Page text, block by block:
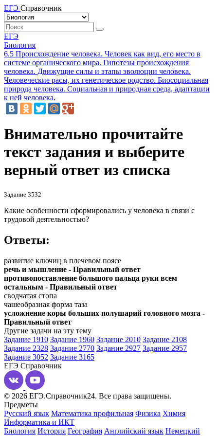
ЕГЭ Справочник
ЕГЭ
Биология
6.5 Происхождение человека. Человек как вид, его место в
системе органического мира. Гипотезы происхождения
человека. Движущие силы и этапы эволюции человека.
Человеческие расы, их генетическое родство. Биосоциальная
природа человека. Социальная и природная среда, адаптации
к ней человека.
Внимательно прочитайте
текст задания и выберите
верный ответ из списка
Задание 3532
Какие особенности сформировались у человека в связи с
трудовой деятельностью?
Ответы:
развитие ключиц в плечевом поясе
речь и мышление - Правильный ответ
противопоставление большого пальца руки всем
остальным - Правильный ответ
сводчатая стопа
чашеобразная форма таза
усложнение коры больших полушарий головного мозга -
Правильный ответ
Другие задачи на эту тему
Задание 1910 Задание 1960 Задание 2010 Задание 2108
Задание 2328 Задание 2770 Задание 2927 Задание 2957
Задание 3052 Задание 3165
ЕГЭ Справочник
© 2026 ЕГЭ.Справочник24. Все права защищены.
Предметы
Русский язык Математика профильная Физика Химия
Информатика и ИКТ
Биология История География Английский язык Немецкий